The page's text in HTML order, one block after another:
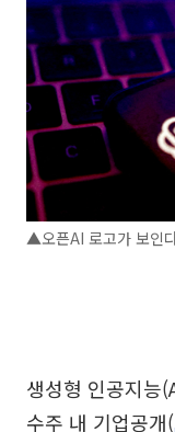
▲오픈AI 로고가 보인
생성형 인공지능
수주 내 기업공개(